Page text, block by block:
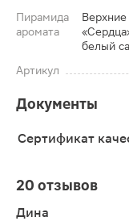
Пирамида
аромата
белый
Артикул
Документы
Сертификат
20 отзывов
Дина